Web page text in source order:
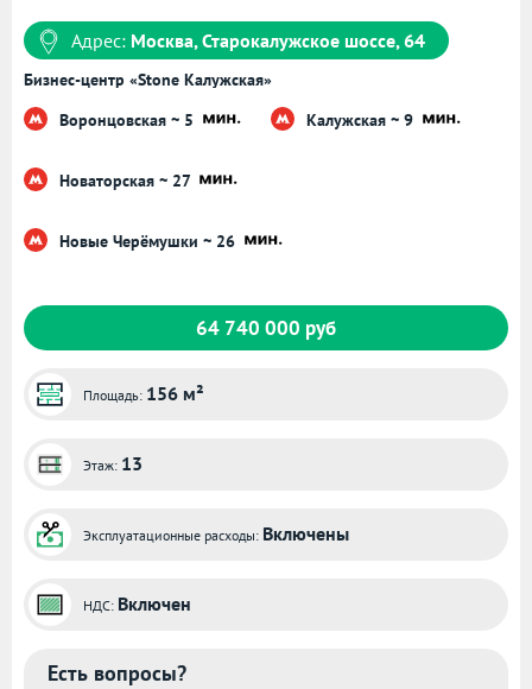
Адрес: Москва, Старокалужское шоссе, 64
Бизнес-центр «Stone Калужская»
Воронцовская ~ 5
Калужская ~ 9
Новаторская ~ 27
Новые Черёмушки ~ 26
64 740 000 руб
Площадь: 156 м²
Этаж: 13
Эксплуатационные расходы: Включены
НДС: Включен
Есть вопросы?